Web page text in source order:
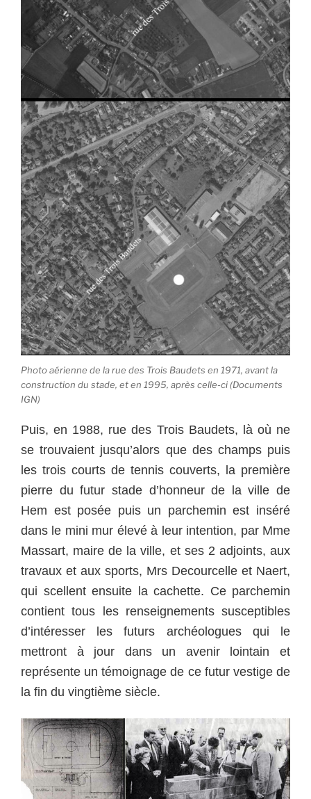
Photo aérienne de la rue des Trois Baudets en 1971, avant la
construction du stade, et en 1995, après celle-ci (Documents
IGN)
Puis, en 1988, rue des Trois Baudets, là où ne
se trouvaient jusqu’alors que des champs puis
les trois courts de tennis couverts, la première
pierre du futur stade d’honneur de la ville de
Hem est posée puis un parchemin est inséré
dans le mini mur élevé à leur intention, par Mme
Massart, maire de la ville, et ses 2 adjoints, aux
travaux et aux sports, Mrs Decourcelle et Naert,
qui scellent ensuite la cachette. Ce parchemin
contient tous les renseignements susceptibles
d’intéresser les futurs archéologues qui le
mettront à jour dans un avenir lointain et
représente un témoignage de ce futur vestige de
la fin du vingtième siècle.